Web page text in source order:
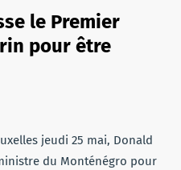
le Premier
pour être
jeudi 25 mai, Donald
du Monténégro pour